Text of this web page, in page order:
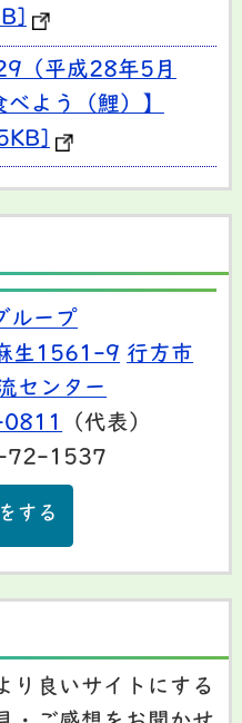
（平成28年5月
よう（鯉）】
ループ
生1561-9 行方市
センター
（代表）
72-1537
する
り良いサイトにする